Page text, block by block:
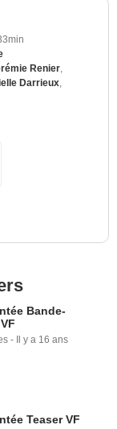
Renier
Darrieux
Bande-
- Il y a 16 ans
Teaser VF